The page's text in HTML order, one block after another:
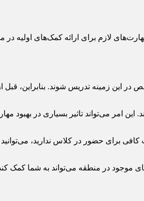
لازم برای ارائه کمک‌های اولیه
این زمینه تدریس شوند. بنابراین، قبل
امر می‌تواند تاثیر بسیاری در بهبود
حضور در کلاس ندارید، می‌توانید
در منطقه می‌تواند به شما کمک کند